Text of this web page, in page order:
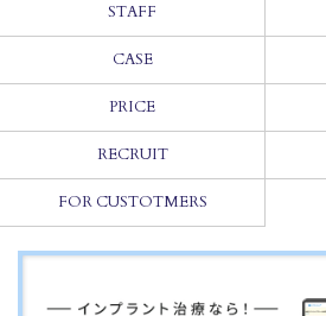
STAFF
CASE
PRICE
RECRUIT
FOR CUSTOTMERS